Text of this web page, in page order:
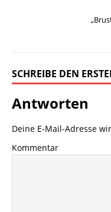
SCHREIBE DEN
Antworten
Deine E-Mail-Adresse
Kommentar